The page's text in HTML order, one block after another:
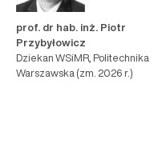
prof. dr hab. inż. Piotr
Przybyłowicz
Dziekan WSiMR, Politechnika
Warszawska (zm. 2026 r.)